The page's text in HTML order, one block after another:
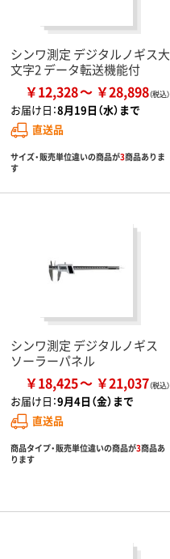
シンワ測定 デジタルノギス大
文字2 データ転送機能付
￥12,328 ￥28,898
お届け日：8月19日（水）まで
直送品
サイズ・販売単位違いの商品が3商品ありま
す
シンワ測定 デジタルノギス
ソーラーパネル
￥18,425 ￥21,037
お届け日：9月4日（金）まで
直送品
商品タイプ・販売単位違いの商品が3商品あ
ります